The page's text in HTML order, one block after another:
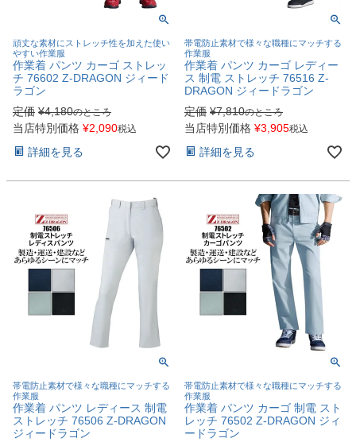
頑丈な素材にストレッチ性を加えた使い
やすい作業服
作業着 パンツ カーゴ ストレッ
チ 76602 Z-DRAGON ジィード
ラゴン
定価 ¥4,180のところ
当店特別価格 ¥2,090税込
詳細を見る
帯電防止素材で様々な職種にマッチする
作業服
作業着 パンツ カーゴ レディー
ス 制電 ストレッチ 76516 Z-
DRAGON ジィードラゴン
定価 ¥7,810のところ
当店特別価格 ¥3,905税込
詳細を見る
帯電防止素材で様々な職種にマッチする
作業服
作業着 パンツ レディース 制電
ストレッチ 76506 Z-DRAGON
ジィードラゴン
帯電防止素材で様々な職種にマッチする
作業服
作業着 パンツ カーゴ 制電 スト
レッチ 76502 Z-DRAGON ジィ
ードラゴン